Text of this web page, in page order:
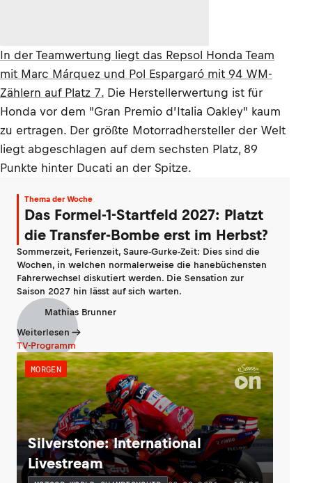
In der Teamwertung liegt das Repsol Honda Team
mit Marc Márquez und Pol Espargaró mit 94 WM-
Zählern auf Platz 7. Die Herstellerwertung ist für
Honda vor dem "Gran Premio d’Italia Oakley" kaum
zu ertragen. Der größte Motorradhersteller der Welt
liegt abgeschlagen auf dem sechsten Platz, 89
Punkte hinter Ducati an der Spitze.
Thema der Woche
Das Formel-1-Startfeld 2027: Platzt
die Transfer-Bombe erst im Herbst?
Sommerzeit, Ferienzeit, Saure-Gurke-Zeit: Dies sind die
Wochen, in welchen normalerweise die hanebüchensten
Fahrerwechsel diskutiert werden. Die Sensation zur
Saison 2027 hin lässt auf sich warten.
Mathias Brunner
Weiterlesen
TV-Programm
MORGEN
Silverstone: International
Livestream